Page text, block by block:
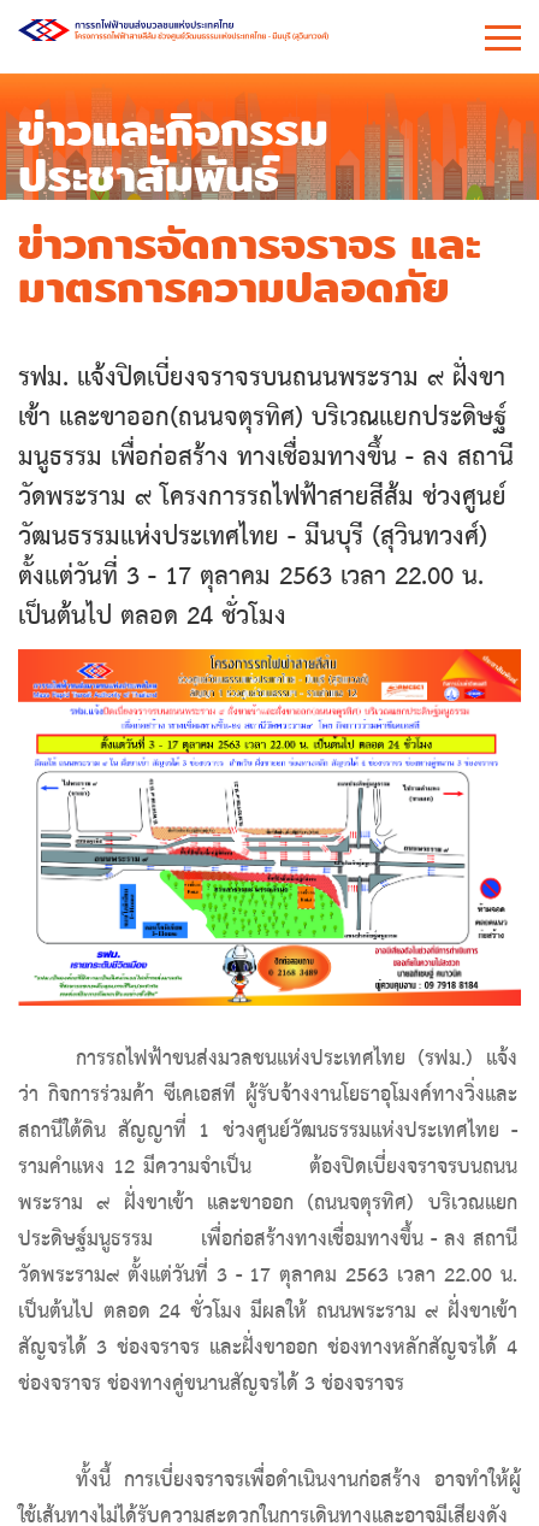
ข่าวและกิจกรรม
ประชาสัมพันธ์
ข่าวการจัดการจราจร และ
มาตรการความปลอดภัย
รฟม. แจ้งปิดเบี่ยงจราจรบนถนนพระราม ๙ ฝั่งขา
เข้า และขาออก(ถนนจตุรทิศ) บริเวณแยกประดิษฐ์
มนูธรรม เพื่อก่อสร้าง ทางเชื่อมทางขึ้น - ลง สถานี
วัดพระราม ๙ โครงการรถไฟฟ้าสายสีส้ม ช่วงศูนย์
วัฒนธรรมแห่งประเทศไทย - มีนบุรี (สุวินทวงศ์)
ตั้งแต่วันที่ 3 - 17 ตุลาคม 2563 เวลา 22.00 น.
เป็นต้นไป ตลอด 24 ชั่วโมง
การรถไฟฟ้าขนส่งมวลชนแห่งประเทศไทย (รฟม.) แจ้ง
ว่า กิจการร่วมค้า ซีเคเอสที ผู้รับจ้างงานโยธาอุโมงค์ทางวิ่งและ
สถานีใต้ดิน สัญญาที่ 1 ช่วงศูนย์วัฒนธรรมแห่งประเทศไทย -
รามคำแหง 12 มีความจำเป็น
ต้องปิดเบี่ยงจราจรบนถนน
พระราม ๙ ฝั่งขาเข้า และขาออก (ถนนจตุรทิศ) บริเวณแยก
ประดิษฐ์มนูธรรม
เพื่อก่อสร้างทางเชื่อมทางขึ้น - ลง สถานี
วัดพระราม๙ ตั้งแต่วันที่ 3 - 17 ตุลาคม 2563 เวลา 22.00 น.
เป็นต้นไป ตลอด 24 ชั่วโมง มีผลให้ ถนนพระราม ๙ ฝั่งขาเข้า
สัญจรได้ 3 ช่องจราจร และฝั่งขาออก ช่องทางหลักสัญจรได้ 4
ช่องจราจร ช่องทางคู่ขนานสัญจรได้ 3 ช่องจราจร
ทั้งนี้ การเบี่ยงจราจรเพื่อดำเนินงานก่อสร้าง อาจทำให้ผู้
ใช้เส้นทางไม่ได้รับความสะดวกในการเดินทางและอาจมีเสียงดัง